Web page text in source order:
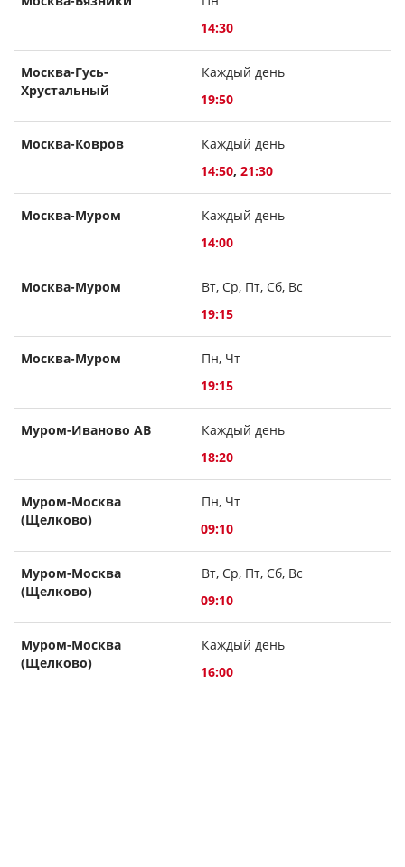
14:30
Москва-Гусь-
Хрустальный
Каждый день
19:50
Москва-Ковров
Каждый день
14:50, 21:30
Москва-Муром
Каждый день
14:00
Москва-Муром
Вт, Ср, Пт, Сб, Вс
19:15
Москва-Муром
Пн, Чт
19:15
Муром-Иваново АВ
Каждый день
18:20
Муром-Москва
(Щелково)
Пн, Чт
09:10
Муром-Москва
(Щелково)
Вт, Ср, Пт, Сб, Вс
09:10
Муром-Москва
(Щелково)
Каждый день
16:00